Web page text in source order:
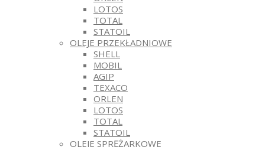
LOTOS
TOTAL
STATOIL
OLEJE PRZEKŁADNIOWE
SHELL
MOBIL
AGIP
TEXACO
ORLEN
LOTOS
TOTAL
STATOIL
OLEJE SPRĘŻARKOWE